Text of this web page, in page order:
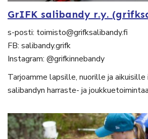
GrIFK salibandy r.y.
s-posti: toimisto@grifksalibandy.fi
FB: salibandy.grifk
Instagram: @grifkinnebandy
Tarjoamme lapsille, nuorille ja
salibandyn harraste- ja joukkuetoimintaa